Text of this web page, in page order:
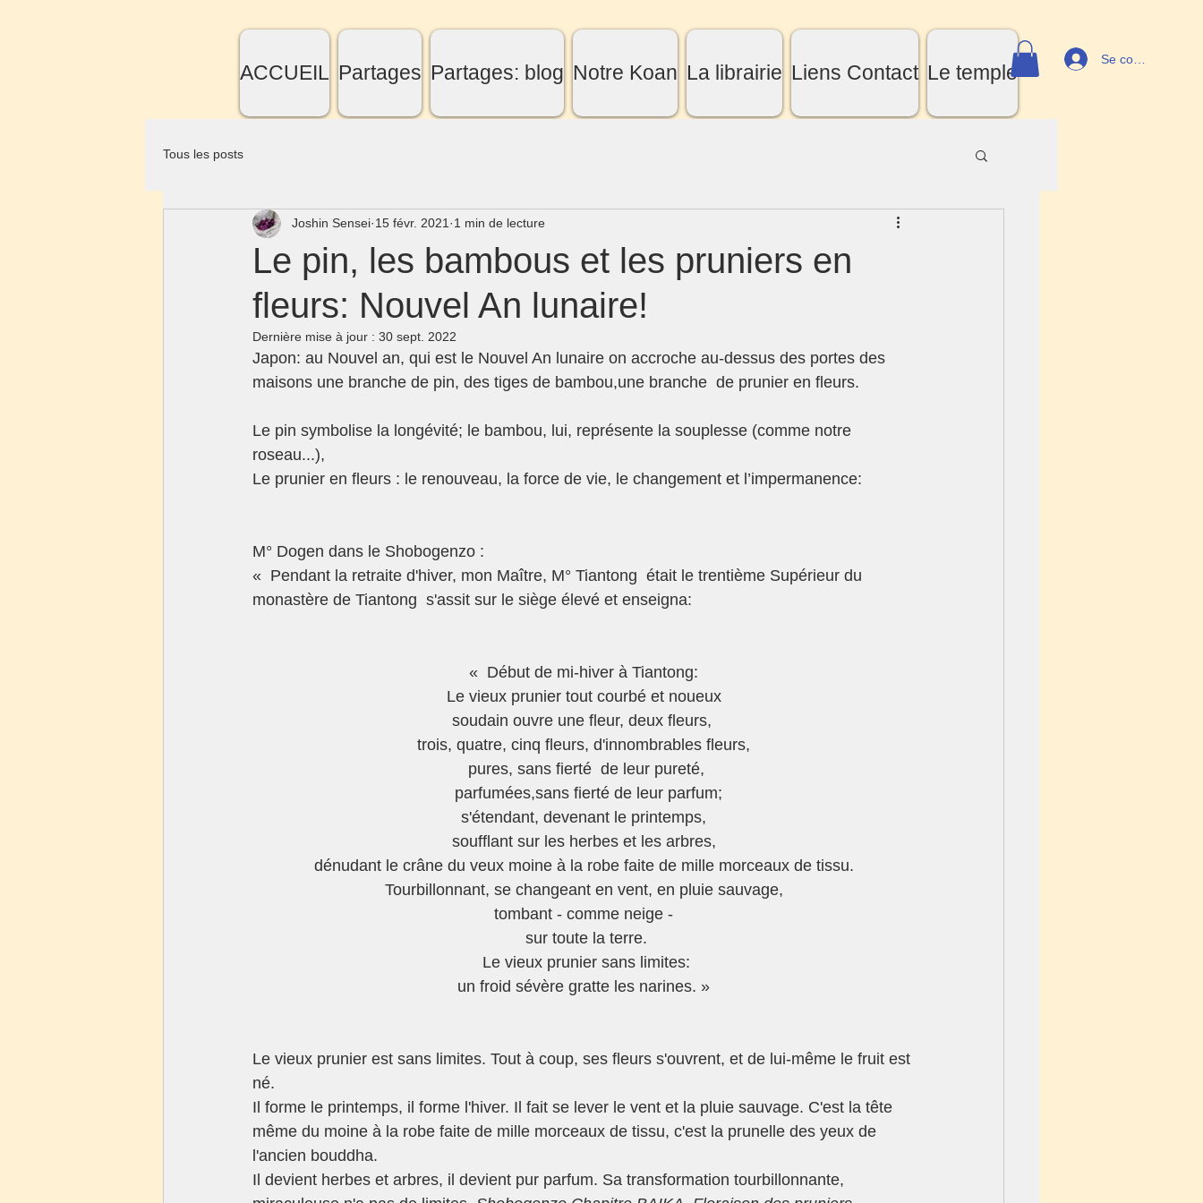
ACCUEIL Partages Partages: blog Notre Koan La librairie Liens Contact Le temple
Se connecter
Tous les posts
Le pin, les bambous et les pruniers en
fleurs: Nouvel An lunaire!
Joshin Sensei 15 févr. 2021 1 min de lecture
Dernière mise à jour : 30 sept. 2022
Japon: au Nouvel an, qui est le Nouvel An lunaire on accroche au-dessus des portes des
maisons une branche de pin, des tiges de bambou,une branche  de prunier en fleurs.
Le pin symbolise la longévité; le bambou, lui, représente la souplesse (comme notre
roseau...),
Le prunier en fleurs : le renouveau, la force de vie, le changement et l’impermanence:
M° Dogen dans le Shobogenzo :
«  Pendant la retraite d'hiver, mon Maître, M° Tiantong  était le trentième Supérieur du
monastère de Tiantong  s'assit sur le siège élevé et enseigna:
«  Début de mi-hiver à Tiantong:
Le vieux prunier tout courbé et noueux
soudain ouvre une fleur, deux fleurs,
trois, quatre, cinq fleurs, d'innombrables fleurs,
pures, sans fierté  de leur pureté,
  parfumées,sans fierté de leur parfum;
s'étendant, devenant le printemps,
soufflant sur les herbes et les arbres,
dénudant le crâne du veux moine à la robe faite de mille morceaux de tissu.
Tourbillonnant, se changeant en vent, en pluie sauvage,
tombant - comme neige -
sur toute la terre.
Le vieux prunier sans limites:
un froid sévère gratte les narines. »
Le vieux prunier est sans limites. Tout à coup, ses fleurs s'ouvrent, et de lui-même le fruit est
né.
Il forme le printemps, il forme l'hiver. Il fait se lever le vent et la pluie sauvage. C'est la tête
même du moine à la robe faite de mille morceaux de tissu, c'est la prunelle des yeux de
l'ancien bouddha.
Il devient herbes et arbres, il devient pur parfum. Sa transformation tourbillonnante,